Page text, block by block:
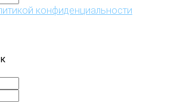
конфиденциальности